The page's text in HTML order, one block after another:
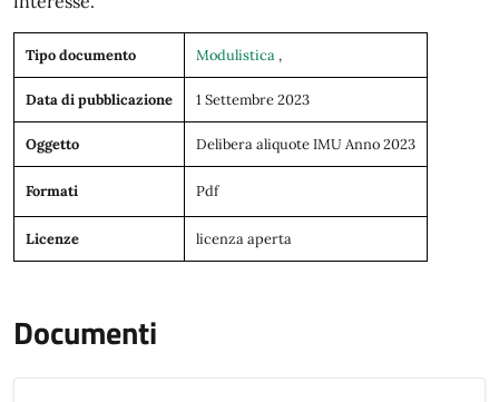
Tipo documento Modulistica ,
Data di pubblicazione 1 Settembre 2023
Oggetto Delibera aliquote IMU Anno 2023
Formati Pdf
Licenze licenza aperta
Documenti